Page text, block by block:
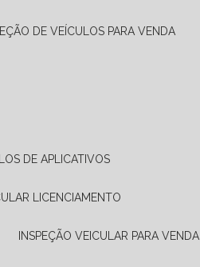
DE VEÍCULOS PARA VENDA
DE APLICATIVOS
LICENCIAMENTO
INSPEÇÃO VEICULAR PARA VENDA